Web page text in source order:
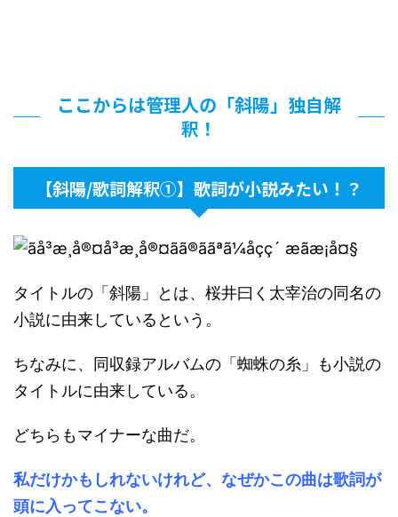
ここからは管理人の「斜陽」独自解
釈！
【斜陽/歌詞解釈①】歌詞が小説みたい！？
タイトルの「斜陽」とは、桜井曰く太宰治の同名の
小説に由来しているという。
ちなみに、同収録アルバムの「蜘蛛の糸」も小説の
タイトルに由来している。
どちらもマイナーな曲だ。
私だけかもしれないけれど、なぜかこの曲は歌詞が
頭に入ってこない。